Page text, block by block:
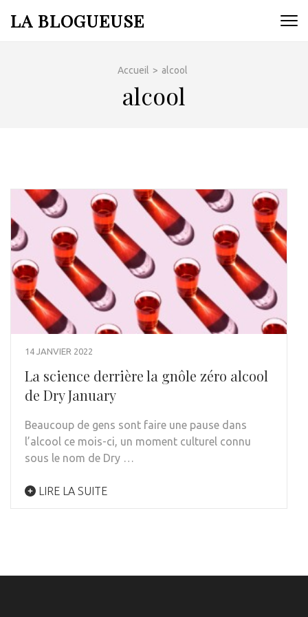
auLA BLOGUEUSE
Accueil > alcool
alcool
14 JANVIER 2022
La science derrière la gnôle zéro alcool
de Dry January
Beaucoup de gens sont faire une pause dans
l’alcool ce mois-ci, un moment culturel connu
sous le nom de Dry …
LIRE LA SUITE